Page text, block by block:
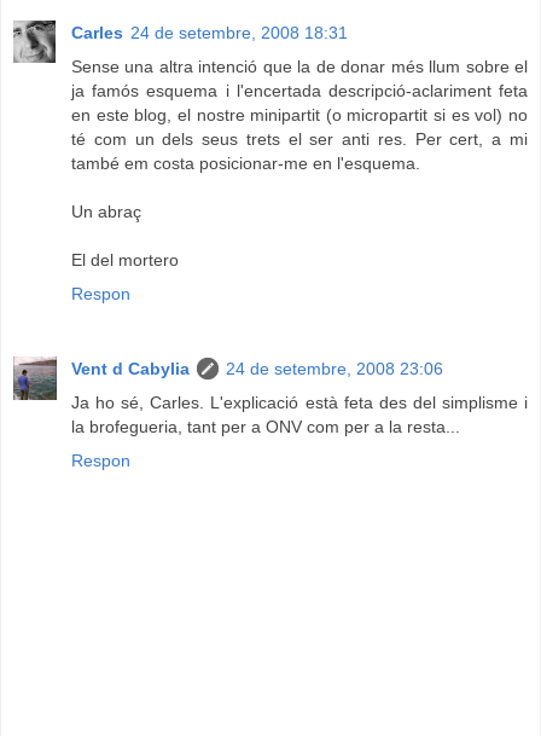
Carles 24 de setembre, 2008 18:31
Sense una altra intenció que la de donar més llum sobre el
ja famós esquema i l'encertada descripció-aclariment feta
en este blog, el nostre minipartit (o micropartit si es vol) no
té com un dels seus trets el ser anti res. Per cert, a mi
també em costa posicionar-me en l'esquema.
Un abraç
El del mortero
Respon
Vent d Cabylia
24 de setembre, 2008 23:06
Ja ho sé, Carles. L'explicació està feta des del simplisme i
la brofegueria, tant per a ONV com per a la resta...
Respon